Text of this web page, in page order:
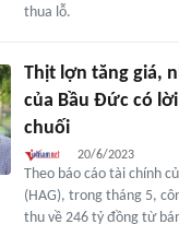
thua lỗ.
Thịt lợn tăng giá,
của Bầu Đức có
chuối
20/6/2023
Theo báo cáo tài chính
(HAG), trong tháng 5,
thu về 246 tỷ đồng từ